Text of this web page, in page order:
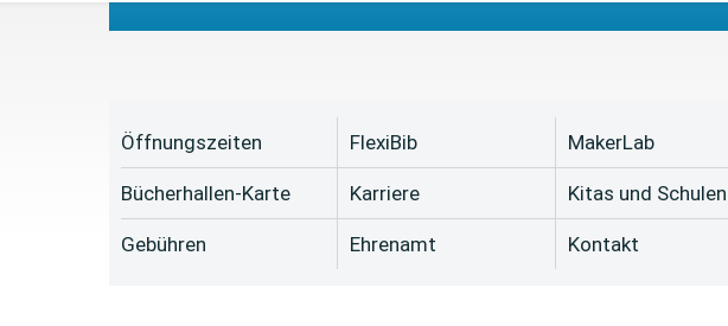
Öffnungszeiten
Bücherhallen-Karte
Gebühren
FlexiBib
Karriere
Ehrenamt
MakerLab
Kitas und Schulen
Kontakt